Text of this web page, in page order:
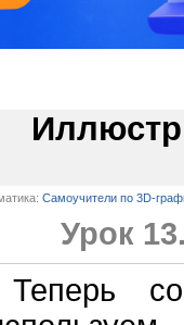
Самоучители по 3D-
Урок
Теперь